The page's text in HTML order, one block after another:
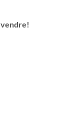
vendre!